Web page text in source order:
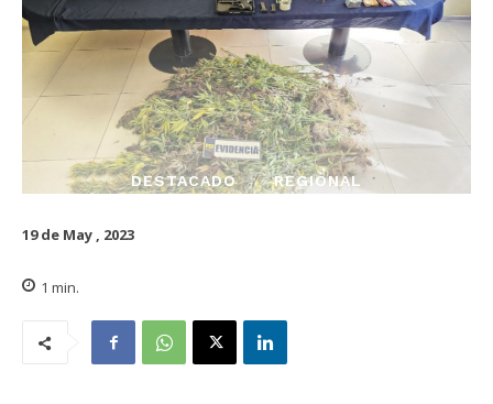
DESTACADO REGIONAL
19 de May , 2023
1 min.